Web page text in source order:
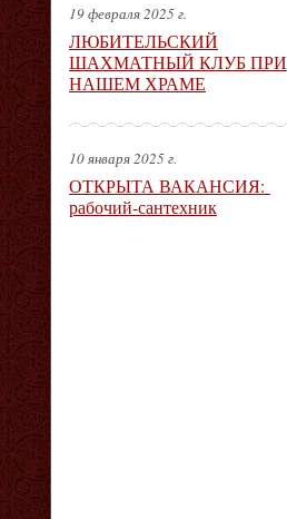
19 февраля 2025 г.
ЛЮБИТЕЛЬСКИЙ
ШАХМАТНЫЙ КЛУБ ПРИ
НАШЕМ ХРАМЕ
10 января 2025 г.
ОТКРЫТА ВАКАНСИЯ:
рабочий-сантехник